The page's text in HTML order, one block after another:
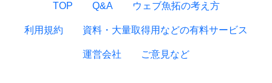
TOP Q&A ウェブ魚拓の考え方
利用規約 資料・大量取得用などの有料サービス
運営会社 ご意見など